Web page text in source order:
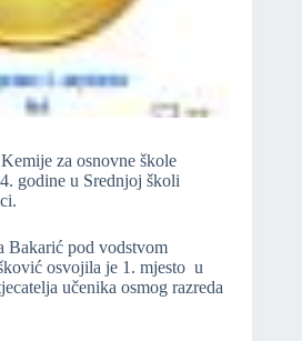
za osnovne škole
godine u Srednjoj školi
Bakarić pod vodstvom
osvojila je 1. mjesto u
učenika osmog razreda